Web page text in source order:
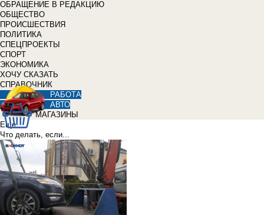
ОБРАЩЕНИЕ В РЕДАКЦИЮ
ОБЩЕСТВО
ПРОИСШЕСТВИЯ
ПОЛИТИКА
СПЕЦПРОЕКТЫ
СПОРТ
ЭКОНОМИКА
ХОЧУ СКАЗАТЬ
СПРАВОЧНИК
РАБОТА
АВТО
МАГАЗИНЫ
Еще
Что делать, если...